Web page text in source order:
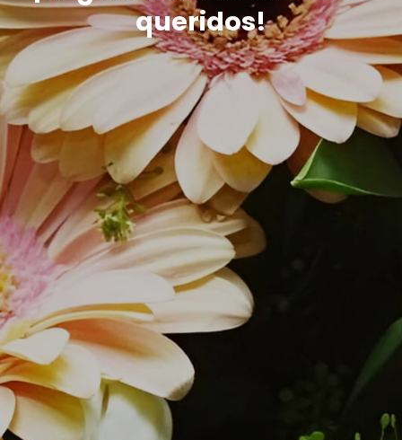
queridos!